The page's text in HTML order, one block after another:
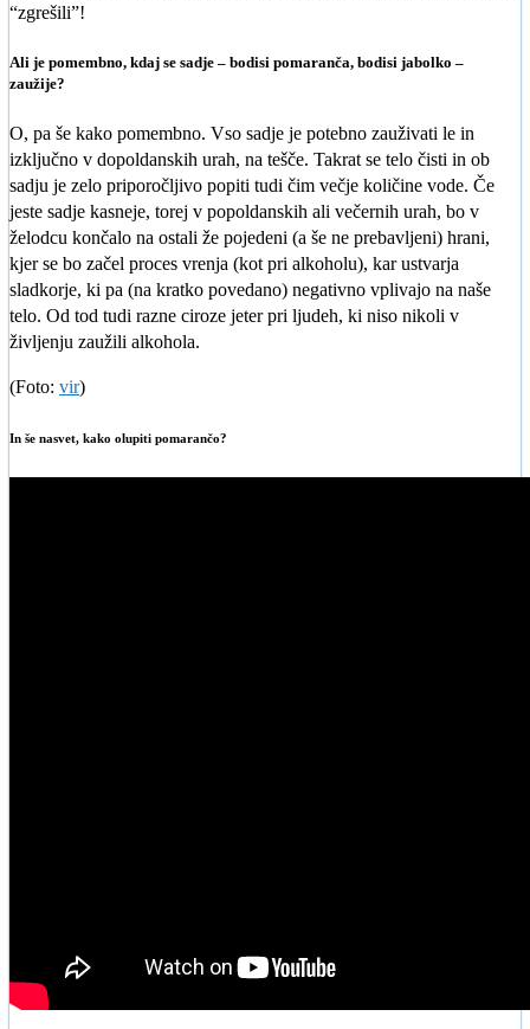
“zgrešili”!
Ali je pomembno, kdaj se sadje – bodisi pomaranča, bodisi jabolko –
zaužije?
O, pa še kako pomembno. Vso sadje je potebno zauživati le in
izključno v dopoldanskih urah, na tešče. Takrat se telo čisti in ob
sadju je zelo priporočljivo popiti tudi čim večje količine vode. Če
jeste sadje kasneje, torej v popoldanskih ali večernih urah, bo v
želodcu končalo na ostali že pojedeni (a še ne prebavljeni) hrani,
kjer se bo začel proces vrenja (kot pri alkoholu), kar ustvarja
sladkorje, ki pa (na kratko povedano) negativno vplivajo na naše
telo. Od tod tudi razne ciroze jeter pri ljudeh, ki niso nikoli v
življenju zaužili alkohola.
(Foto: vir)
In še nasvet, kako olupiti pomarančo?